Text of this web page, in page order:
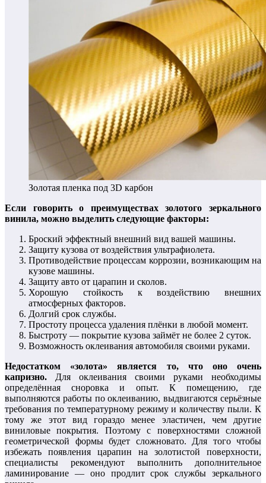
Золотая пленка под 3D карбон
Если говорить о преимуществах золотого зеркального
винила, можно выделить следующие факторы:
Броский эффектный внешний вид вашей машины.
Защиту кузова от воздействия ультрафиолета.
Противодействие процессам коррозии, возникающим на
кузове машины.
Защиту авто от царапин и сколов.
Хорошую стойкость к воздействию внешних
атмосферных факторов.
Долгий срок службы.
Простоту процесса удаления плёнки в любой момент.
Быстроту — покрытие кузова займёт не более 2 суток.
Возможность оклеивания автомобиля своими руками.
Недостатком «золота» является то, что оно очень
капризно. Для оклеивания своими руками необходимы
определённая сноровка и опыт. К помещению, где
выполняются работы по оклеиванию, выдвигаются серьёзные
требования по температурному режиму и количеству пыли. К
тому же этот вид гораздо менее эластичен, чем другие
виниловые покрытия. Поэтому с поверхностями сложной
геометрической формы будет сложновато. Для того чтобы
избежать появления царапин на золотистой поверхности,
специалисты рекомендуют выполнить дополнительное
ламинирование — оно продлит срок службы зеркального